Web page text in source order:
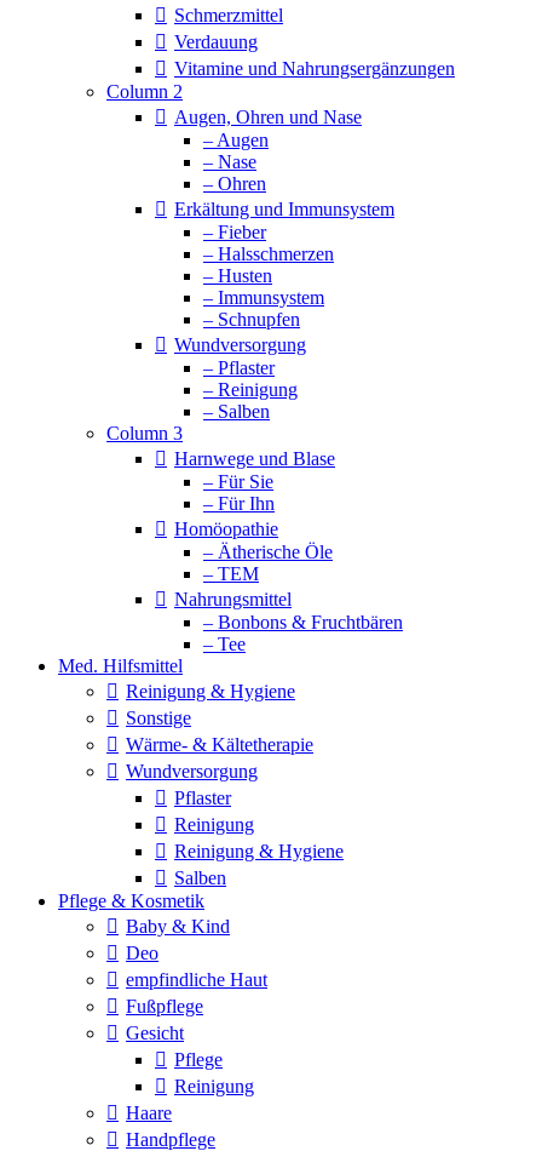
Schmerzmittel
Verdauung
Vitamine und Nahrungsergänzungen
Column 2
Augen, Ohren und Nase
– Augen
– Nase
– Ohren
Erkältung und Immunsystem
– Fieber
– Halsschmerzen
– Husten
– Immunsystem
– Schnupfen
Wundversorgung
– Pflaster
– Reinigung
– Salben
Column 3
Harnwege und Blase
– Für Sie
– Für Ihn
Homöopathie
– Ätherische Öle
– TEM
Nahrungsmittel
– Bonbons & Fruchtbären
– Tee
Med. Hilfsmittel
Reinigung & Hygiene
Sonstige
Wärme- & Kältetherapie
Wundversorgung
Pflaster
Reinigung
Reinigung & Hygiene
Salben
Pflege & Kosmetik
Baby & Kind
Deo
empfindliche Haut
Fußpflege
Gesicht
Pflege
Reinigung
Haare
Handpflege